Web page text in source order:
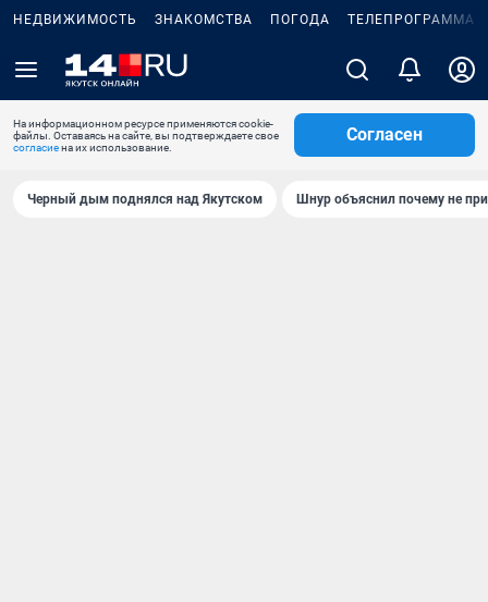
НЕДВИЖИМОСТЬ ЗНАКОМСТВА ПОГОДА ТЕЛЕПРОГРАММА
На информационном ресурсе применяются cookie-
файлы. Оставаясь на сайте, вы подтверждаете свое
согласиена их использование.
Согласен
Черный дым поднялся над Якутском Шнур объяснил почему не